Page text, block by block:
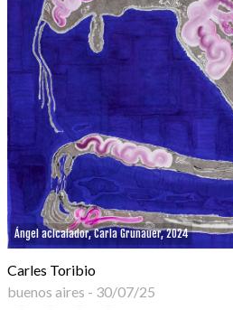
Ángel acicalador, Carla Grunauer, 2024
Carles Toribio
buenos aires - 30/07/25